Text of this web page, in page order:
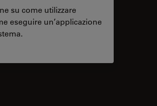
su come utilizzare
eseguire un’applicazione